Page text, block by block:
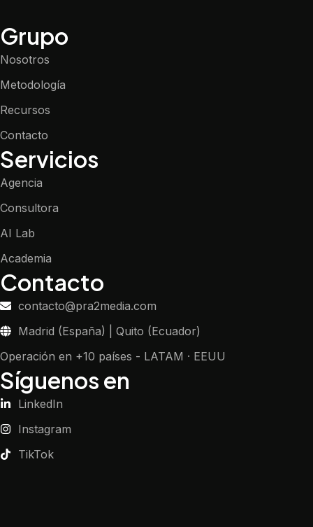
Grupo
Nosotros
Metodología
Recursos
Contacto
Servicios
Agencia
Consultora
AI Lab
Academia
Contacto
contacto@pra2media.com
Madrid (España) | Quito (Ecuador)
Operación en +10 países - LATAM · EEUU
Síguenos en
LinkedIn
Instagram
TikTok